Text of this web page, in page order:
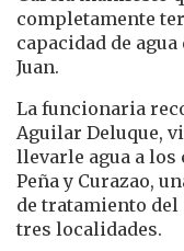
completamente
capacidad de
Juan.
La funcionaria
Aguilar Deluque,
llevarle agua a los
Peña y Curazao,
de tratamiento del
tres localidades.